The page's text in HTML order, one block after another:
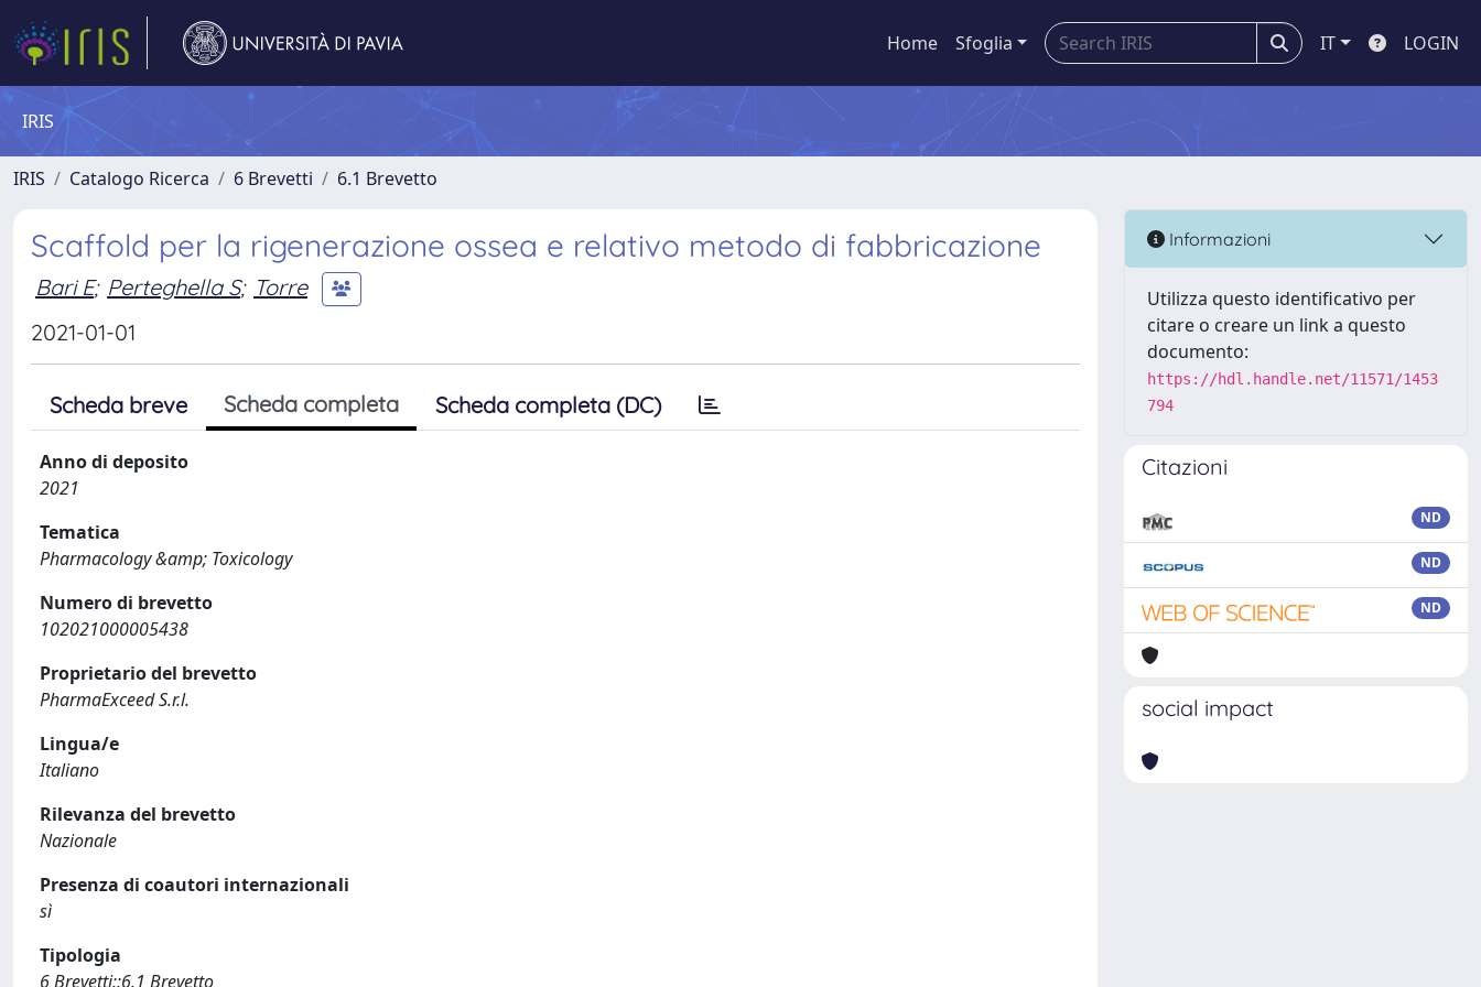
Home Sfoglia IT LOGIN
IRIS
IRIS Catalogo Ricerca 6 Brevetti 6.1 Brevetto
Scaffold per la rigenerazione ossea e relativo metodo di fabbricazione
Bari E; Perteghella S; Torre
2021-01-01
Scheda breve Scheda completa Scheda completa (DC)
Anno di deposito
2021
Tematica
Pharmacology &amp; Toxicology
Numero di brevetto
102021000005438
Proprietario del brevetto
PharmaExceed S.r.l.
Lingua/e
Italiano
Rilevanza del brevetto
Nazionale
Presenza di coautori internazionali
sì
Tipologia
6 Brevetti::6.1 Brevetto
Informazioni
Utilizza questo identificativo per
citare o creare un link a questo
documento:
https://hdl.handle.net/11571/1453
794
Citazioni
ND
ND
ND
social impact